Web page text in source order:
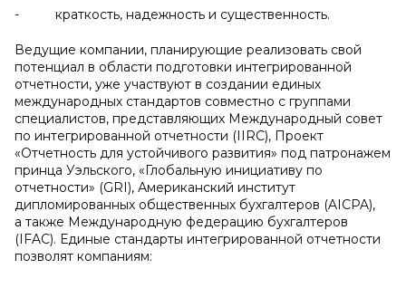
- краткость, надежность и существенность.
Ведущие компании, планирующие реализовать свой
потенциал в области подготовки интегрированной
отчетности, уже участвуют в создании единых
международных стандартов совместно с группами
специалистов, представляющих Международный совет
по интегрированной отчетности (IIRC), Проект
«Отчетность для устойчивого развития» под патронажем
принца Уэльского, «Глобальную инициативу по
отчетности» (GRI), Американский институт
дипломированных общественных бухгалтеров (AICPA),
а также Международную федерацию бухгалтеров
(IFAC). Единые стандарты интегрированной отчетности
позволят компаниям: